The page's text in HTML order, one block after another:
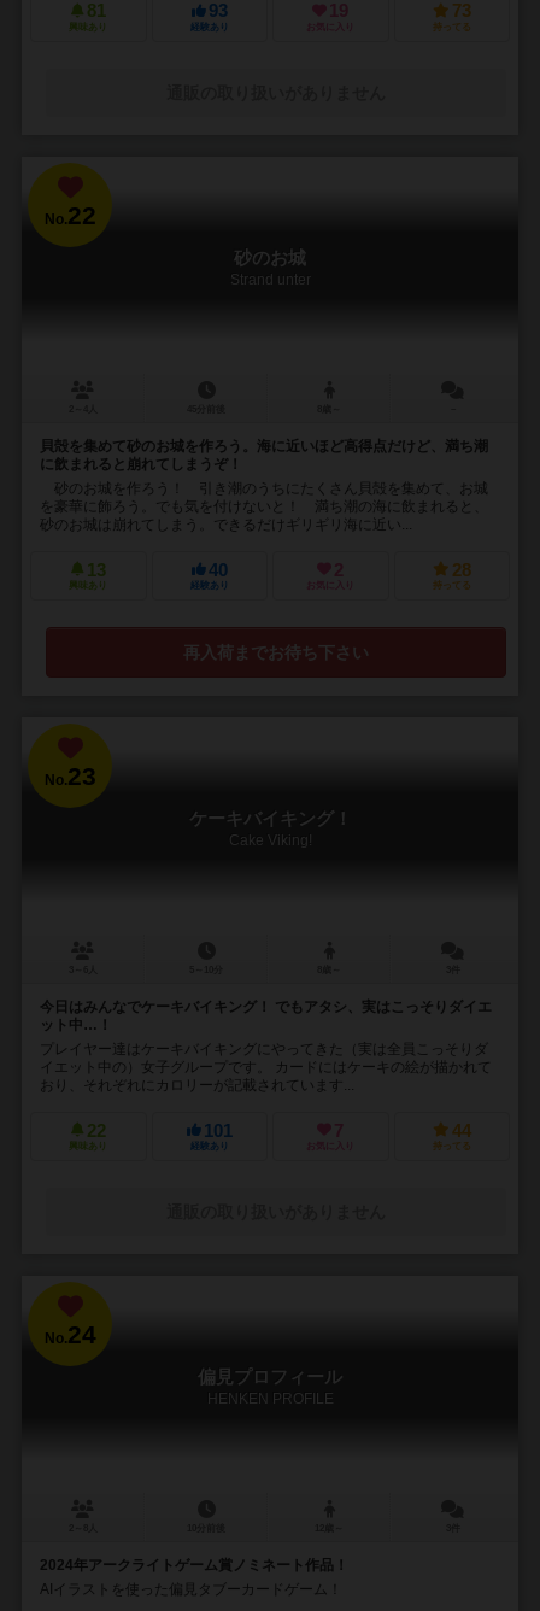
81
興味あり
93
経験あり
19
お気に入り
73
持ってる
No.22
砂のお城
Strand unter
貝殻を集めて砂のお城を作ろう。海に近いほど高得点だけど、満ち潮
に飲まれると崩れてしまうぞ！
砂のお城を作ろう！ 引き潮のうちにたくさん貝殻を集めて、お城
を豪華に飾ろう。でも気を付けないと！ 満ち潮の海に飲まれると、
砂のお城は崩れてしまう。できるだけギリギリ海に近い...
13
興味あり
40
経験あり
2
お気に入り
28
持ってる
再入荷までお待ち下さい
No.23
ケーキバイキング！
Cake Viking!
今日はみんなでケーキバイキング！ でもアタシ、実はこっそりダイエ
ット中…！
プレイヤー達はケーキバイキングにやってきた（実は全員こっそりダ
イエット中の）女子グループです。 カードにはケーキの絵が描かれて
おり、それぞれにカロリーが記載されています...
22
興味あり
101
経験あり
7
お気に入り
44
持ってる
No.24
偏見プロフィール
HENKEN PROFILE
2024年アークライトゲーム賞ノミネート作品！
AIイラストを使った偏見タブーカードゲーム！